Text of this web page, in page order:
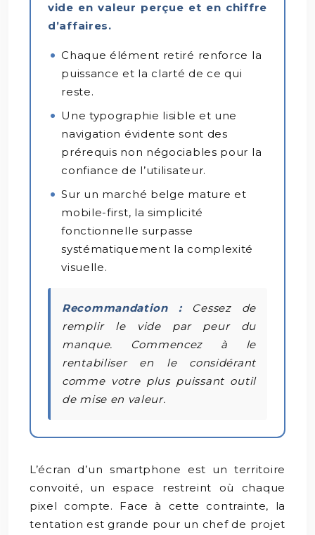
vide en valeur perçue et en chiffre
d’affaires.
Chaque élément retiré renforce la
puissance et la clarté de ce qui
reste.
Une typographie lisible et une
navigation évidente sont des
prérequis non négociables pour la
confiance de l’utilisateur.
Sur un marché belge mature et
mobile-first, la simplicité
fonctionnelle surpasse
systématiquement la complexité
visuelle.
Recommandation :Cessez de
remplir le vide par peur du
manque. Commencez à le
rentabiliser en le considérant
comme votre plus puissant outil
de mise en valeur.
L’écran d’un smartphone est un territoire
convoité, un espace restreint où chaque
pixel compte. Face à cette contrainte, la
tentation est grande pour un chef de projet